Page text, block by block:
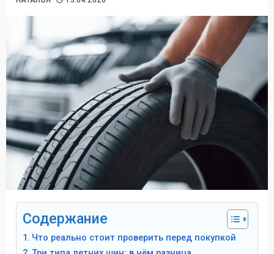
Содержание
Что реально стоит проверить перед покупкой